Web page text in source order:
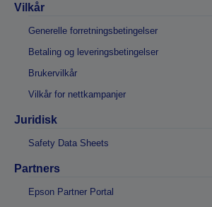
Vilkår
Generelle forretningsbetingelser
Betaling og leveringsbetingelser
Brukervilkår
Vilkår for nettkampanjer
Juridisk
Safety Data Sheets
Partners
Epson Partner Portal